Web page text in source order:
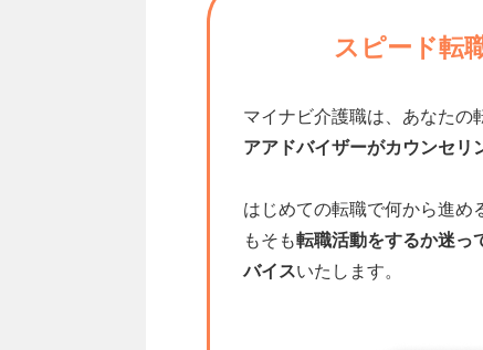
スピード転
マイナビ介護職は、あなたの
アアドバイザーがカウンセリ
はじめての転職で何から進め
もそも転職活動をするか迷っ
バイスいたします。